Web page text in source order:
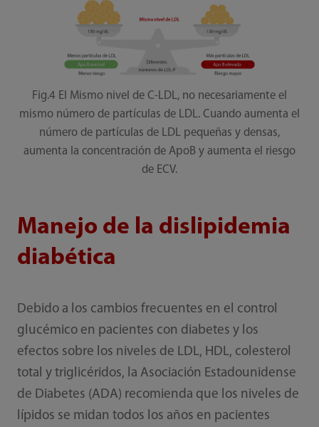
Fig.4 El Mismo nivel de C-LDL, no necesariamente el
mismo número de partículas de LDL. Cuando aumenta el
número de partículas de LDL pequeñas y densas,
aumenta la concentración de ApoB y aumenta el riesgo
de ECV.
Manejo de la dislipidemia
diabética
Debido a los cambios frecuentes en el control
glucémico en pacientes con diabetes y los
efectos sobre los niveles de LDL, HDL, colesterol
total y triglicéridos, la Asociación Estadounidense
de Diabetes (ADA) recomienda que los niveles de
lípidos se midan todos los años en pacientes